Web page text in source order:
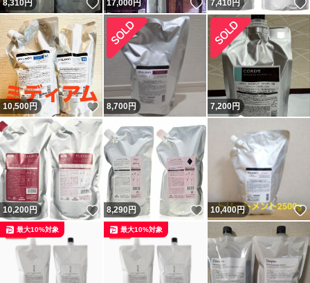
8,310円 いいね！
17,000円 いいね！
7,410円
10,500円 いいね！
8,700円 7,200円
10,200円 いいね！
8,290円 いいね！
10,400円
最大10%対象 最大10%対象